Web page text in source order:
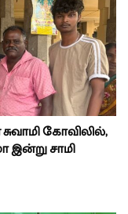
கோவிலில்,
இன்று சாமி